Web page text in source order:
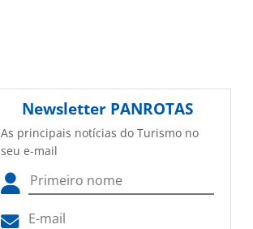
Newsletter PANROTAS
As principais notícias do Turismo no
seu e-mail